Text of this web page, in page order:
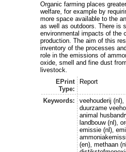
Organic farming places
welfare, for example by
more space available to the
as well as outdoors. There is
environmental impacts of the
production. The aim of this
inventory of the processes
role in the emissions of
oxide, smell and fine dust
livestock.
EPrint
Type:
Report
Keywords:
veehouderij
duurzame
animal
landbouw (nl),
emissie (nl),
(en), methaan